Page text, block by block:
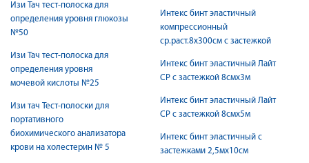
Изи Тач тест-полоска для
определения уровня глюкозы
№50
Изи Тач тест-полоска для
определения уровня
мочевой кислоты №25
Изи тач Тест-полоски для
портативного
биохимического анализатора
крови на холестерин № 5
Интекс бинт эластичный
компрессионный
ср.раст.8х300см с застежкой
Интекс бинт эластичный Лайт
СР с застежкой 8смх3м
Интекс бинт эластичный Лайт
СР с застежкой 8смх5м
Интекс бинт эластичный с
застежками 2,5мх10см